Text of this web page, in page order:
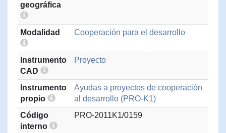
geográfica
Modalidad Cooperación para el desarrollo
Instrumento
CAD
Proyecto
Instrumento
propio
Ayudas a proyectos de cooperación
al desarrollo (PRO-K1)
Código
interno
PRO-2011K1/0159